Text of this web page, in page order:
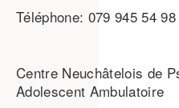
Téléphone: 079 945 54 98
Centre Neuchâtelois de
Adolescent Ambulatoire